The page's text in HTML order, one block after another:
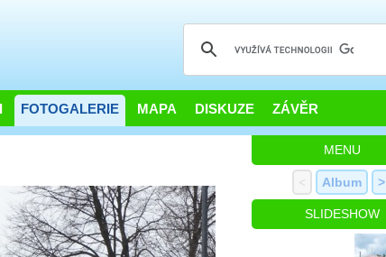
FOTOGALERIE MAPA DISKUZE ZÁVĚR
MENU
< Album >
SLIDESHOW